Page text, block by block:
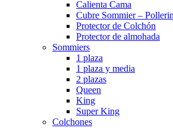
Calienta Cama
Cubre Sommier – Pollerin
Protector de Colchón
Protector de almohada
Sommiers
1 plaza
1 plaza y media
2 plazas
Queen
King
Super King
Colchones